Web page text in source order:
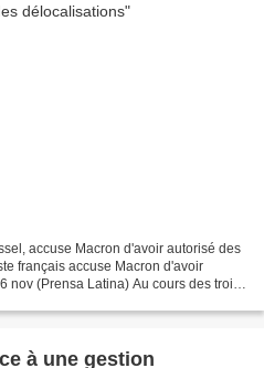
accuse Macron d'avoir autorisé des
français accuse Macron d'avoir
nov (Prensa Latina) Au cours des trois
à une gestion